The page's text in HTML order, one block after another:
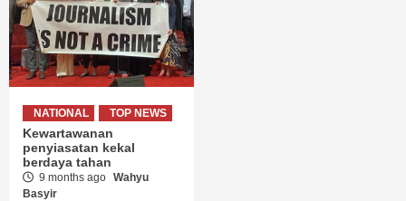
NATIONAL TOP NEWS
Kewartawanan
penyiasatan kekal
berdaya tahan
9 months ago Wahyu
Basyir